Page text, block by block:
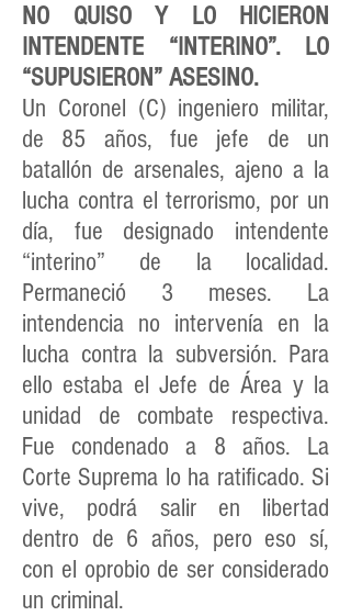
NO QUISO Y LO HICIERON
INTENDENTE “INTERINO”. LO
“SUPUSIERON” ASESINO.
Un Coronel (C) ingeniero militar,
de 85 años, fue jefe de un
batallón de arsenales, ajeno a la
lucha contra el terrorismo, por un
día, fue designado intendente
“interino” de la localidad.
Permaneció 3 meses. La
intendencia no intervenía en la
lucha contra la subversión. Para
ello estaba el Jefe de Área y la
unidad de combate respectiva.
Fue condenado a 8 años. La
Corte Suprema lo ha ratificado. Si
vive, podrá salir en libertad
dentro de 6 años, pero eso sí,
con el oprobio de ser considerado
un criminal.